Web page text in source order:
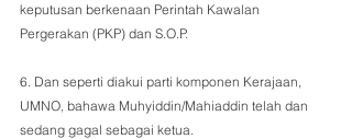
keputusan berkenaan Perintah Kawalan
Pergerakan (PKP) dan S.O.P.
6. Dan seperti diakui parti komponen Kerajaan,
UMNO, bahawa Muhyiddin/Mahiaddin telah dan
sedang gagal sebagai ketua.